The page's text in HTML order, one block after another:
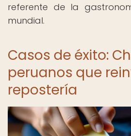
referente de la
mundial.
Casos de éxito:
peruanos que
repostería